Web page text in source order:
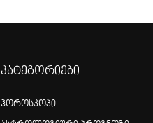
კატეგორიები
ჰოროსკოპი